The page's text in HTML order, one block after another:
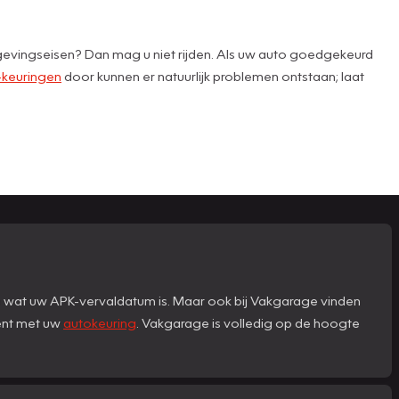
Dan mag u niet rijden. Als uw auto goedgekeurd
door kunnen er natuurlijk problemen ontstaan; laat
uw APK-vervaldatum is. Maar ook bij Vakgarage vinden
met uwautokeuring . Vakgarage is volledig op de hoogte